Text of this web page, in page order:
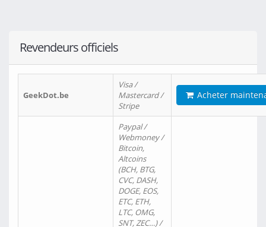
Revendeurs officiels
GeekDot.be
Visa /
Mastercard /
Stripe
Acheter
Paypal /
Webmoney /
Bitcoin,
Altcoins
(BCH, BTG,
CVC, DASH,
DOGE, EOS,
ETC, ETH,
LTC, OMG,
SNT, ZEC…) /